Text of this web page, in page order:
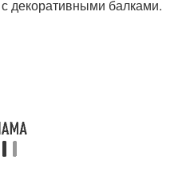
Потолочный интерьер
декоративными балками.